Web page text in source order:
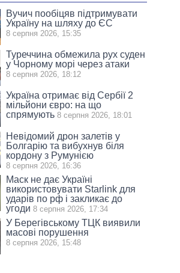
Вучич пообіцяв підтримувати
Україну на шляху до ЄС
8 серпня 2026, 15:35
Туреччина обмежила рух суден
у Чорному морі через атаки
8 серпня 2026, 18:12
Україна отримає від Сербії 2
мільйони євро: на що
спрямують 8 серпня 2026, 18:01
Невідомий дрон залетів у
Болгарію та вибухнув біля
кордону з Румунією
8 серпня 2026, 16:36
Маск не дає Україні
використовувати Starlink для
ударів по рф і закликає до
угоди 8 серпня 2026, 17:34
У Берегівському ТЦК виявили
масові порушення
8 серпня 2026, 15:48